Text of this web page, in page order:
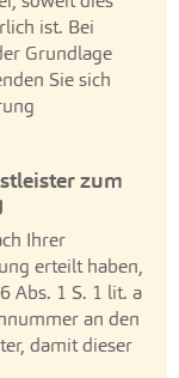
ist. Bei
Grundlage
Sie sich
zum
Ihrer
erteilt haben,
Abs. 1 S. 1 lit. a
an den
damit dieser